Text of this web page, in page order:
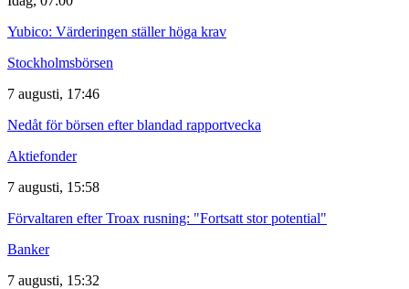
Yubico: Värderingen ställer höga krav
Stockholmsbörsen
7 augusti, 17:46
Nedåt för börsen efter blandad rapportvecka
Aktiefonder
7 augusti, 15:58
Förvaltaren efter Troax rusning: "Fortsatt stor potential"
Banker
7 augusti, 15:32